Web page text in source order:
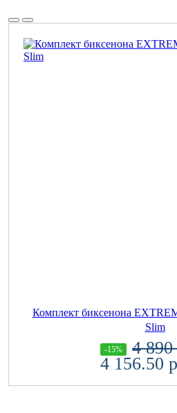
Комплект биксенона
Slim
-15% 4
4 156.50